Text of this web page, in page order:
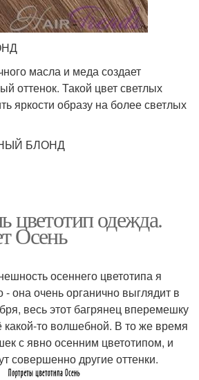
масла и меда создает
оттенок. Такой цвет светлых
яркости образу на более светлых
БЛОНД
цветотип одежда.
Осень
осеннего цветотипа я
она очень органично выглядит в
весь этот багрянец вперемешку
какой-то волшебной. В то же время
с явно осенним цветотипом, и
совершенно другие оттенки.